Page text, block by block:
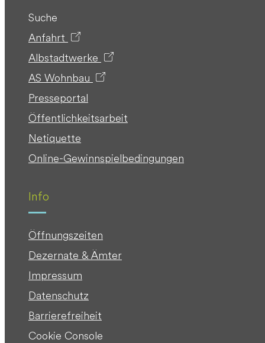
Suche
Anfahrt
Albstadtwerke
AS Wohnbau
Presseportal
Öffentlichkeitsarbeit
Netiquette
Online-Gewinnspielbedingungen
Info
Öffnungszeiten
Dezernate & Ämter
Impressum
Datenschutz
Barrierefreiheit
Cookie Console